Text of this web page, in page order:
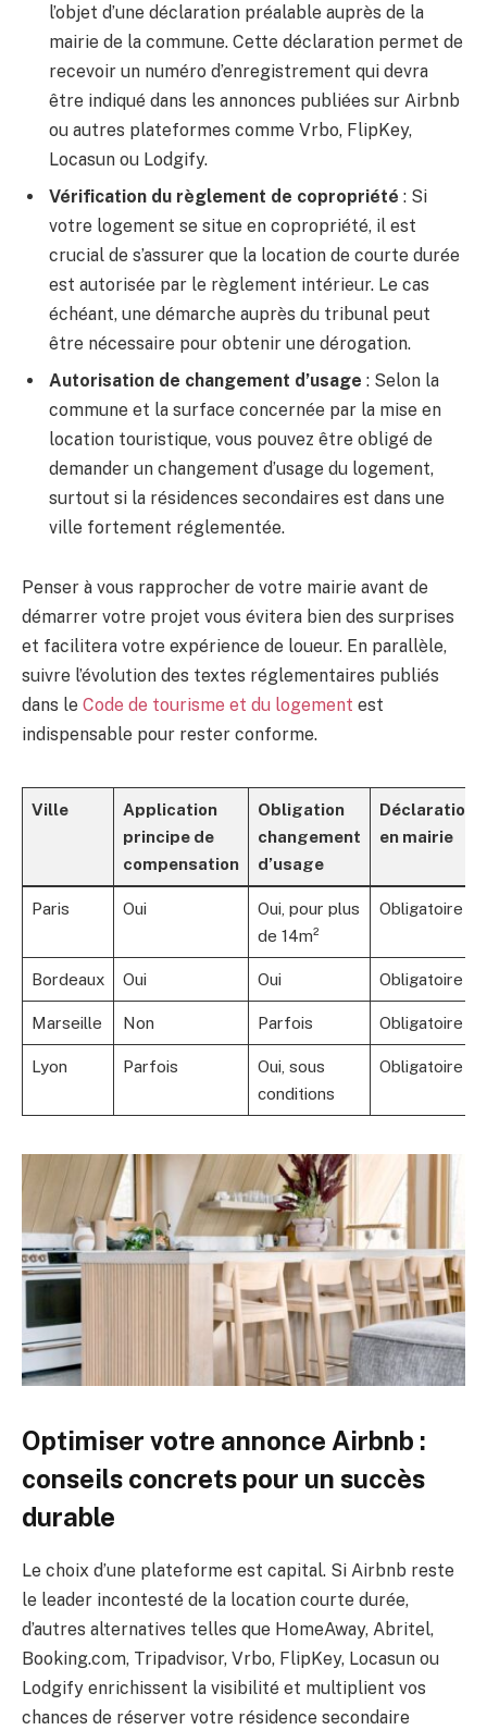
l’objet d’une déclaration préalable auprès de la
mairie de la commune. Cette déclaration permet de
recevoir un numéro d’enregistrement qui devra
être indiqué dans les annonces publiées sur Airbnb
ou autres plateformes comme Vrbo, FlipKey,
Locasun ou Lodgify.
Vérification du règlement de copropriété : Si
votre logement se situe en copropriété, il est
crucial de s’assurer que la location de courte durée
est autorisée par le règlement intérieur. Le cas
échéant, une démarche auprès du tribunal peut
être nécessaire pour obtenir une dérogation.
Autorisation de changement d’usage : Selon la
commune et la surface concernée par la mise en
location touristique, vous pouvez être obligé de
demander un changement d’usage du logement,
surtout si la résidences secondaires est dans une
ville fortement réglementée.
Penser à vous rapprocher de votre mairie avant de
démarrer votre projet vous évitera bien des surprises
et facilitera votre expérience de loueur. En parallèle,
suivre l’évolution des textes réglementaires publiés
dans le Code de tourisme et du logement est
indispensable pour rester conforme.
Ville
Application
principe de
compensation
Obligation
changement
d’usage
Déclaration
en mairie
Paris Oui
Oui, pour plus
de 14m²
Obligatoire
Bordeaux Oui Oui Obligatoire
Marseille Non Parfois Obligatoire
Lyon Parfois
Oui, sous
conditions
Obligatoire
Optimiser votre annonce Airbnb :
conseils concrets pour un succès
durable
Le choix d’une plateforme est capital. Si Airbnb reste
le leader incontesté de la location courte durée,
d’autres alternatives telles que HomeAway, Abritel,
Booking.com, Tripadvisor, Vrbo, FlipKey, Locasun ou
Lodgify enrichissent la visibilité et multiplient vos
chances de réserver votre résidence secondaire